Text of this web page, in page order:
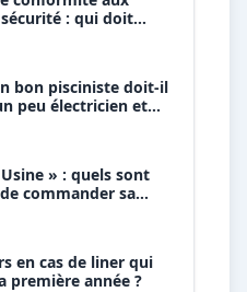
: qui doit
?
bon pisciniste doit-il
peu électricien et
» : quels sont
commander sa
installateur ?
en cas de liner qui
première année ?